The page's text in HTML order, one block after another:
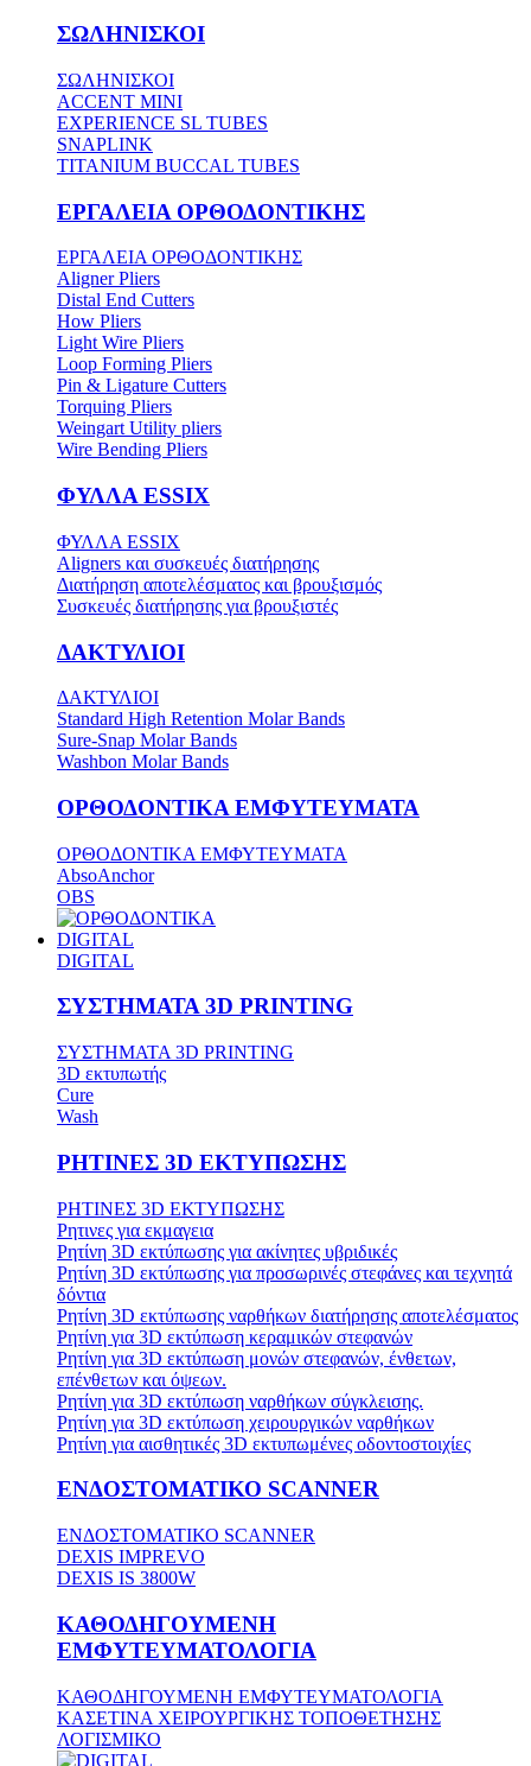
ΣΩΛΗΝΙΣΚΟΙ
ΣΩΛΗΝΙΣΚΟΙ
ACCENT MINI
EXPERIENCE SL TUBES
SNAPLINK
TITANIUM BUCCAL TUBES
ΕΡΓΑΛΕΙΑ ΟΡΘΟΔΟΝΤΙΚΗΣ
ΕΡΓΑΛΕΙΑ ΟΡΘΟΔΟΝΤΙΚΗΣ
Aligner Pliers
Distal End Cutters
How Pliers
Light Wire Pliers
Loop Forming Pliers
Pin & Ligature Cutters
Torquing Pliers
Weingart Utility pliers
Wire Bending Pliers
ΦΥΛΛΑ ESSIX
ΦΥΛΛΑ ESSIX
Aligners και συσκευές διατήρησης
Διατήρηση αποτελέσματος και βρουξισμός
Συσκευές διατήρησης για βρουξιστές
ΔΑΚΤΥΛΙΟΙ
ΔΑΚΤΥΛΙΟΙ
Standard High Retention Molar Bands
Sure-Snap Molar Bands
Washbon Molar Bands
ΟΡΘΟΔΟΝΤΙΚΑ ΕΜΦΥΤΕΥΜΑΤΑ
ΟΡΘΟΔΟΝΤΙΚΑ ΕΜΦΥΤΕΥΜΑΤΑ
AbsoAnchor
OBS
DIGITAL
DIGITAL
ΣΥΣΤΗΜΑΤΑ 3D PRINTING
ΣΥΣΤΗΜΑΤΑ 3D PRINTING
3D εκτυπωτής
Cure
Wash
ΡΗΤΙΝΕΣ 3D ΕΚΤΥΠΩΣΗΣ
ΡΗΤΙΝΕΣ 3D ΕΚΤΥΠΩΣΗΣ
Ρητινες για εκμαγεια
Ρητίνη 3D εκτύπωσης για ακίνητες υβριδικές
Ρητίνη 3D εκτύπωσης για προσωρινές στεφάνες και τεχνητά
δόντια
Ρητίνη 3D εκτύπωσης ναρθήκων διατήρησης αποτελέσματος
Ρητίνη για 3D εκτύπωση κεραμικών στεφανών
Ρητίνη για 3D εκτύπωση μονών στεφανών, ένθετων,
επένθετων και όψεων.
Ρητίνη για 3D εκτύπωση ναρθήκων σύγκλεισης.
Ρητίνη για 3D εκτύπωση χειρουργικών ναρθήκων
Ρητίνη για αισθητικές 3D εκτυπωμένες οδοντοστοιχίες
ΕΝΔΟΣΤΟΜΑΤΙΚΟ SCANNER
ΕΝΔΟΣΤΟΜΑΤΙΚΟ SCANNER
DEXIS IMPREVO
DEXIS IS 3800W
ΚΑΘΟΔΗΓΟΥΜΕΝΗ
ΕΜΦΥΤΕΥΜΑΤΟΛΟΓΙΑ
ΚΑΘΟΔΗΓΟΥΜΕΝΗ ΕΜΦΥΤΕΥΜΑΤΟΛΟΓΙΑ
ΚΑΣΕΤΙΝΑ ΧΕΙΡΟΥΡΓΙΚΗΣ ΤΟΠΟΘΕΤΗΣΗΣ
ΛΟΓΙΣΜΙΚΟ